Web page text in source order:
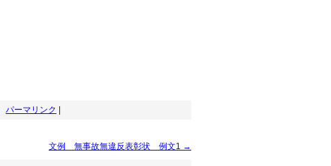
パーマリンク
文例 無事故無違反表彰状 例文1 →